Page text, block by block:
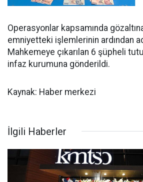
Operasyonlar kapsamında
emniyetteki işlemlerinin ardından
Mahkemeye çıkarılan 6 şüpheli
infaz kurumuna gönderildi.
Kaynak: Haber merkezi
İlgili Haberler